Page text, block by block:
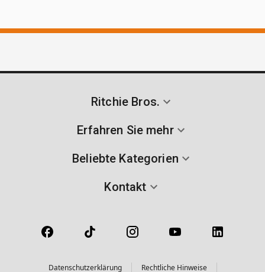
Ritchie Bros.
Erfahren Sie mehr
Beliebte Kategorien
Kontakt
Datenschutzerklärung Rechtliche Hinweise